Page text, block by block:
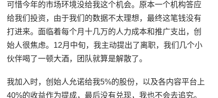
可惜今年的市场环境没给我这个机会。原本一个机构答应
给我们投资，由于我们的数据不太理想，最终这笔钱没有
打进来。面临着每个月十几万的人力成本和推广支出，创
始人很焦虑。12月中旬，我主动提出了离职，我们几个小
伙伴喝了一顿大酒，团队就算是解散了。
我加入时，创始人允诺给我5%的股份，以及各内容平台上
40%的收益作为提成，最后没有兑现，我也不会去追究。